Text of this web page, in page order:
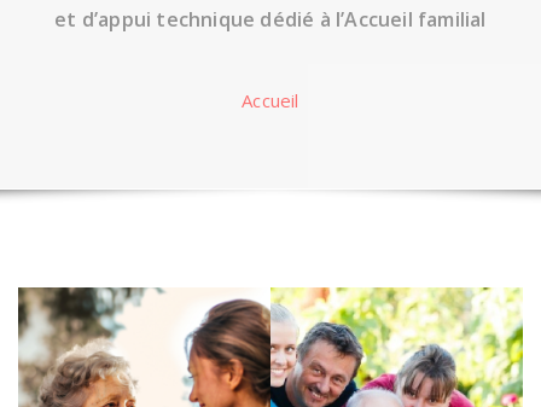
et d’appui technique dédié à l’Accueil familial
Accueil